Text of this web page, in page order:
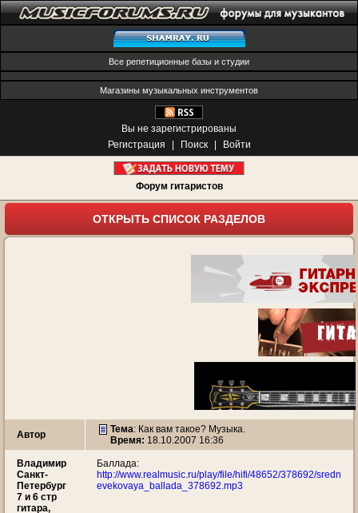
Все репетиционные базы и студии
Магазины музыкальных инструментов
Вы не зарегистрированы
Регистрация
Поиск Войти
Форум гитаристов
ОТКРЫТЬ СПИСОК РАЗДЕЛОВ
Автор Тема: Как вам такое? Музыка.
Время: 18.10.2007 16:36
Владимир
Санкт-
Петербург
7 и 6 стр
гитара,
Баллада:
http://www.realmusic.ru/play/file/hifi/48652/378692/sredn
evekovaya_ballada_378692.mp3